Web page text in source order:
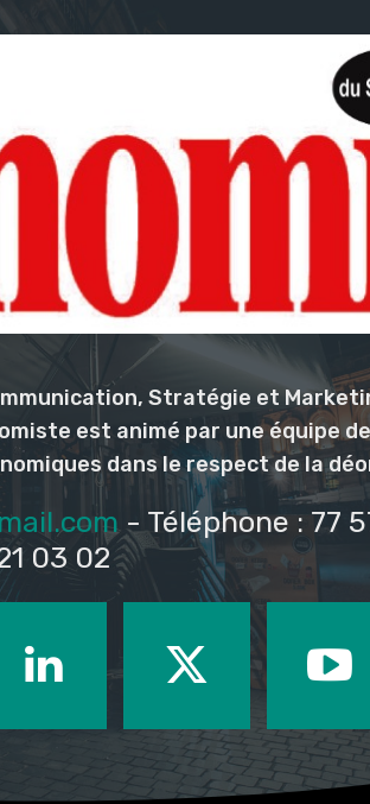
Stratégie et
est animé par une équipe
dans le respect de la
- Téléphone : 77
03 02